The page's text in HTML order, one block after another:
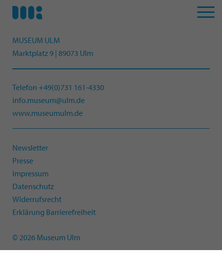
MUSEUM ULM
Marktplatz 9 | 89073 Ulm
Telefon +49(0)731 161-4330
info.museum@ulm.de
www.museumulm.de
Newsletter
Presse
Impressum
Datenschutz
Widerrufsrecht
Erklärung Barrierefreiheit
© 2026 Museum Ulm